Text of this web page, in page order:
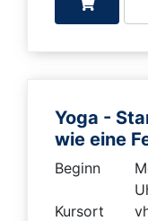
Yoga -
wie eine
Beginn
Kursort